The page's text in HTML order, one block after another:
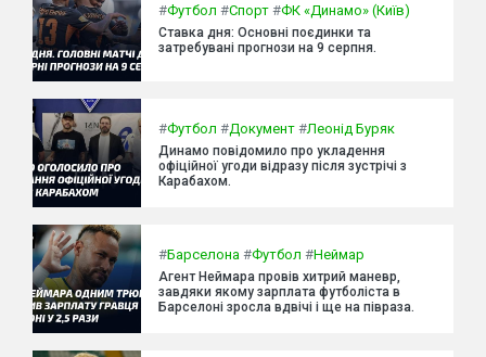
#Футбол #Спорт #ФК «Динамо» (Київ)
Ставка дня: Основні поєдинки та
затребувані прогнози на 9 серпня.
#Футбол #Документ #Леонід Буряк
Динамо повідомило про укладення
офіційної угоди відразу після зустрічі з
Карабахом.
#Барселона #Футбол #Неймар
Агент Неймара провів хитрий маневр,
завдяки якому зарплата футболіста в
Барселоні зросла вдвічі і ще на півраза.